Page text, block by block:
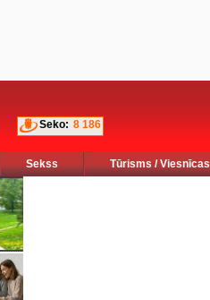
Seko: 8 186
Sekss Tūrisms / Viesnīcas